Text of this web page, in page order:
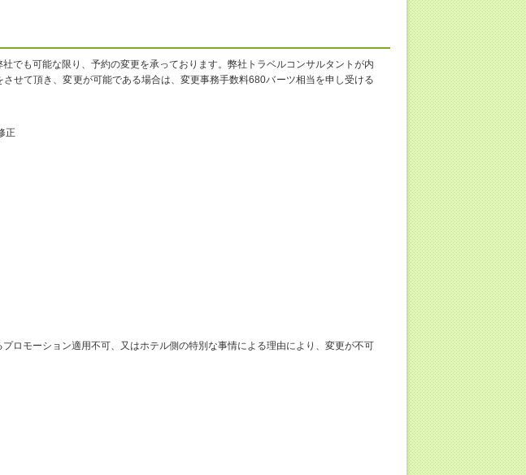
でも可能な限り、予約の変更を承っております。弊社トラベルコンサルタントが内
せて頂き、変更が可能である場合は、変更事務手数料680バーツ相当を申し受ける
正
ロモーション適用不可、又はホテル側の特別な事情による理由により、変更が不可